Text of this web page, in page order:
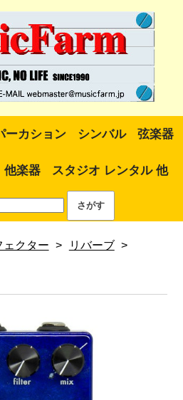
ーカション シンバル 弦楽器
他楽器 スタジオ レンタル 他
ェクター > リバーブ >